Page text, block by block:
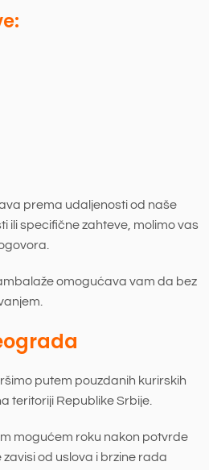
prema udaljenosti od naše
ili specifične zahteve, molimo vas
omogućava vam da bez
putem pouzdanih kurirskih
teritoriji Republike Srbije.
mogućem roku nakon potvrde
od uslova i brzine rada